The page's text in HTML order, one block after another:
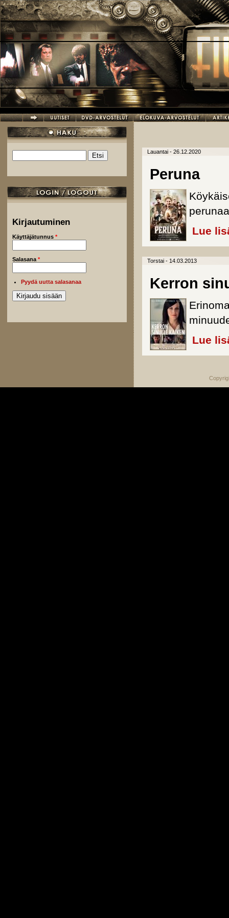
Hyppää pääsisältöön
Hakulomake
Kirjautuminen
Käyttäjätunnus *
Salasana *
Pyydä uutta salasanaa
Lauantai - 26.12.2020
Peruna
Lue
Torstai - 14.03.2013
Kerron
Lue